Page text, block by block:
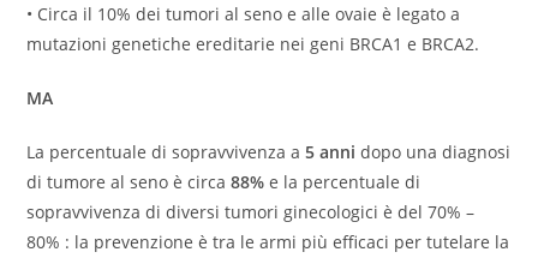
• Circa il 10% dei tumori al seno e alle ovaie è legato a
mutazioni genetiche ereditarie nei geni BRCA1 e BRCA2.
MA
La percentuale di sopravvivenza a5 annidopo una diagnosi
di tumore al seno è circa88% e la percentuale di
sopravvivenza di diversi tumori ginecologici è del 70% –
80% : la prevenzione è tra le armi più efficaci per tutelare la